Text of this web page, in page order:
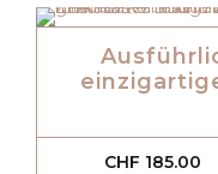
CHF 185.00